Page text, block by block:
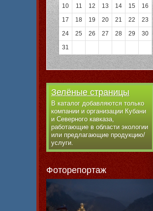
10
11 12 13 14 15
16
17
18 19 20 21 22
23
24
25 26 27 28 29
30
31
Зелёные страницы
В каталог добавляются только
компании и организации Кубани
и Северного кавказа,
работающие в области экологии
или предлагающие продукцию/
услуги.
Фоторепортаж